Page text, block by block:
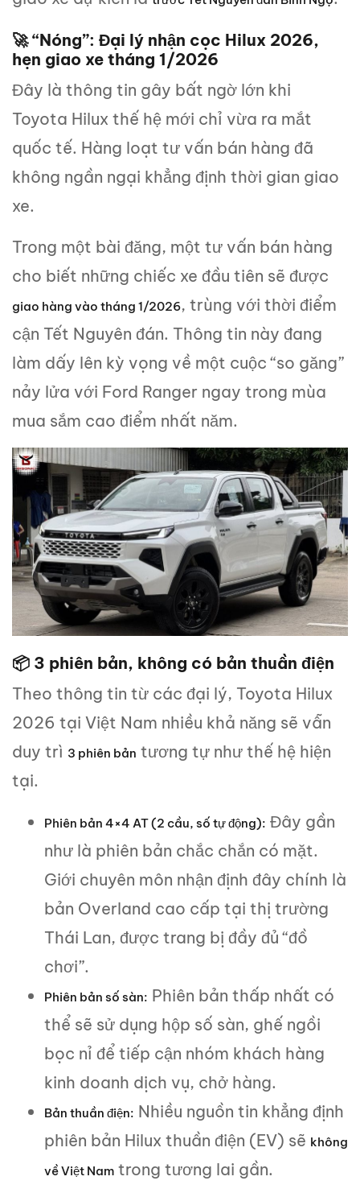
🚀 “Nóng”: Đại lý nhận cọc Hilux 2026,
hẹn giao xe tháng 1/2026
Đây là thông tin gây bất ngờ lớn khi
Toyota Hilux thế hệ mới chỉ vừa ra mắt
quốc tế. Hàng loạt tư vấn bán hàng đã
không ngần ngại khẳng định thời gian giao
xe.
Trong một bài đăng, một tư vấn bán hàng
cho biết những chiếc xe đầu tiên sẽ được
giao hàng vào tháng 1/2026, trùng với thời điểm
cận Tết Nguyên đán. Thông tin này đang
làm dấy lên kỳ vọng về một cuộc “so găng”
nảy lửa với Ford Ranger ngay trong mùa
mua sắm cao điểm nhất năm.
📦 3 phiên bản, không có bản thuần điện
Theo thông tin từ các đại lý, Toyota Hilux
2026 tại Việt Nam nhiều khả năng sẽ vẫn
duy trì 3 phiên bản tương tự như thế hệ hiện
tại.
Phiên bản 4×4 AT (2 cầu, số tự động): Đây gần
như là phiên bản chắc chắn có mặt.
Giới chuyên môn nhận định đây chính là
bản Overland cao cấp tại thị trường
Thái Lan, được trang bị đầy đủ “đồ
chơi”.
Phiên bản số sàn: Phiên bản thấp nhất có
thể sẽ sử dụng hộp số sàn, ghế ngồi
bọc nỉ để tiếp cận nhóm khách hàng
kinh doanh dịch vụ, chở hàng.
Bản thuần điện: Nhiều nguồn tin khẳng định
phiên bản Hilux thuần điện (EV) sẽ không
về Việt Nam trong tương lai gần.